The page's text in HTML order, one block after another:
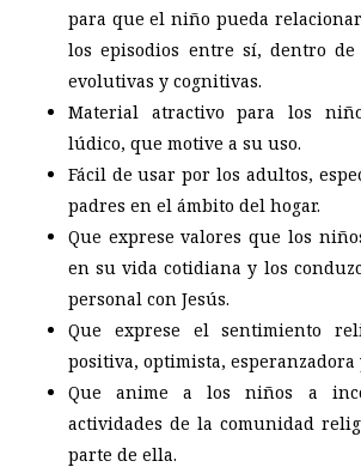
para que el niño pueda
los episodios entre sí, dentro de
evolutivas y cognitivas.
Material atractivo para los
lúdico, que motive a su uso.
Fácil de usar por los adultos,
padres en el ámbito del hogar.
Que exprese valores que los
en su vida cotidiana y los
personal con Jesús.
Que exprese el sentimiento
positiva, optimista, esperanzadora
Que anime a los niños a
actividades de la comunidad
parte de ella.